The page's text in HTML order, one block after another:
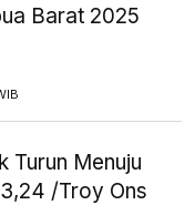
Barat 2025
Turun Menuju
/Troy Ons